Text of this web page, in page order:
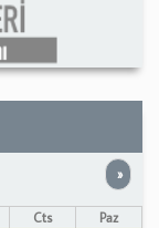
»
Cts
Paz